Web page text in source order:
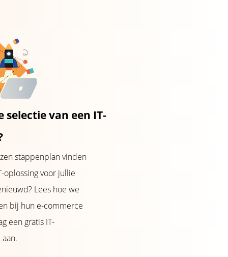
selectie van een IT-
stappenplan vinden
oplossing voor jullie
Lees hoe we
bij hun e-commerce
een gratis IT-